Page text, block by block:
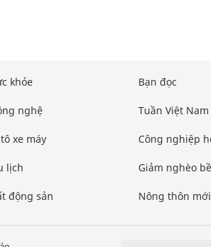
khỏe
nghệ
xe máy
lịch
động sản
Bạn đọc
Tuần Việt Nam
Công nghiệp
Giảm nghèo
Nông thôn mới